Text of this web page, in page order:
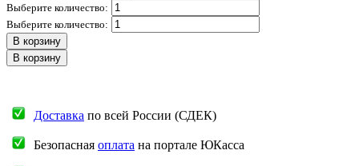
Выберите количество:
Выберите количество:
В корзину
В корзину
Доставка по всей России (СДЕК)
Безопасная оплата на портале ЮКасса